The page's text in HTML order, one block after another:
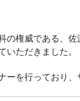
の権威である、
いただきました。
ーを行っており